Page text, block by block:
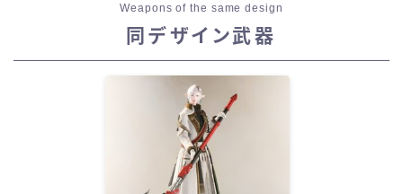
Weapons of the same design
同デザイン武器